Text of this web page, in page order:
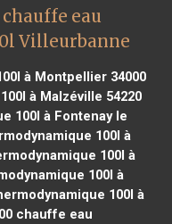
eau
Villeurbanne
à Montpellier 34000
à Malzéville 54220
100l à Fontenay le
100l à
100l à
100l à
100l à
chauffe eau